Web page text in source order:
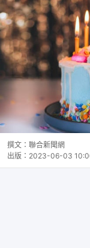
撰文： 聯合新聞網
出版： 2023-06-03